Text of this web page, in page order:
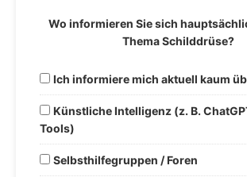
Wo informieren Sie sich
Thema Schilddrüse?
Ich informiere mich aktuell kaum
Künstliche Intelligenz (z. B.
Tools)
Selbsthilfegruppen / Foren